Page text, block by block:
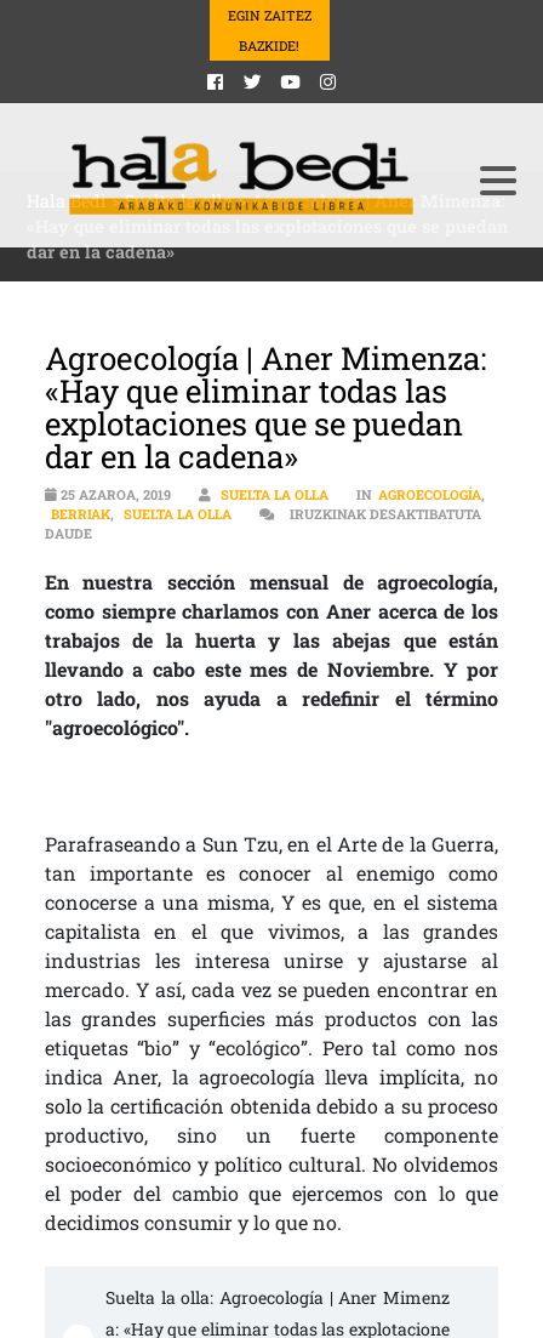
EGIN ZAITEZ
BAZKIDE!
Hala Bedi>Suelta la olla>Agroecología | Aner Mimenza:
dar en la cadena»
Agroecología | Aner Mimenza:
«Hay que eliminar todas las
explotaciones que se puedan
dar en la cadena»
25 AZAROA, 2019 SUELTA LA OLLA IN AGROECOLOGÍA,
BERRIAK, SUELTA LA OLLA
IRUZKINAK DESAKTIBATUTA
DAUDEAGROECOLOGÍA | ANER MIMENZA: «HAY QUE ELIMINAR TODAS
En nuestra sección mensual de agroecología,
como siempre charlamos con Aner acerca de los
trabajos de la huerta y las abejas que están
llevando a cabo este mes de Noviembre. Y por
otro lado, nos ayuda a redefinir el término
"agroecológico".
Parafraseando a Sun Tzu, en el Arte de la Guerra,
tan importante es conocer al enemigo como
conocerse a una misma, Y es que, en el sistema
capitalista en el que vivimos, a las grandes
industrias les interesa unirse y ajustarse al
mercado. Y así, cada vez se pueden encontrar en
las grandes superficies más productos con las
etiquetas “bio” y “ecológico”. Pero tal como nos
indica Aner, la agroecología lleva implícita, no
solo la certificación obtenida debido a su proceso
productivo, sino un fuerte componente
socioeconómico y político cultural. No olvidemos
el poder del cambio que ejercemos con lo que
decidimos consumir y lo que no.
Suelta la olla: Agroecología | Aner Mimenz
a: «Hay que eliminar todas las explotacione